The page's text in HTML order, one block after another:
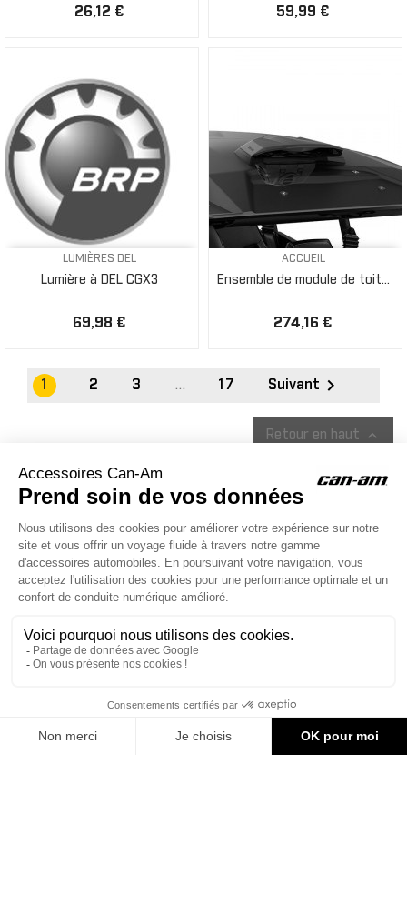
26,12 € 59,99 €
LUMIÈRES DEL
Lumière à DEL CGX3
69,98 €
ACCUEIL
Ensemble de module de toit...
274,16 €
1 2 3 … 17 Suivant 
Retour en haut 
ACCESSOIRES CAN-AM
Le site d'accessoires Can-Am vous propose des accessoires d'origine
pour équiper votre véhicule 3 roues (On Road) ou votre véhicule tout
© Groupe Legrand 2025